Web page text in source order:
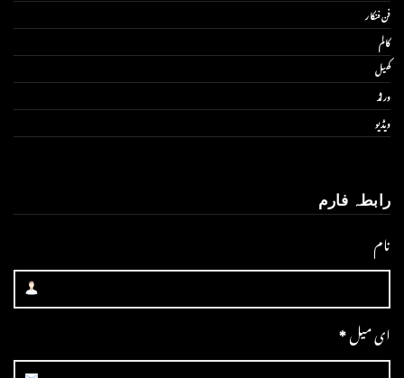
فن فنکار
کالم
کھیل
ورلڈ
ویڈیو
رابطہ فارم
نام
ای میل*